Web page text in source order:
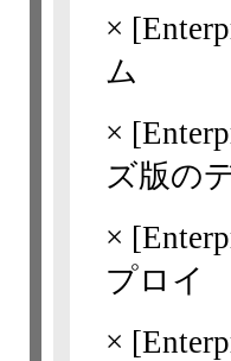
×
ム
×
ズ版の
×
プロイ
×